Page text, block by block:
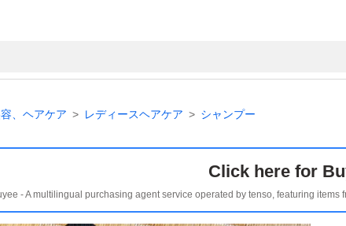
、ヘアケア レディースヘアケア シャンプー
Click here for
- A multilingual purchasing agent service operated by tenso, featuring